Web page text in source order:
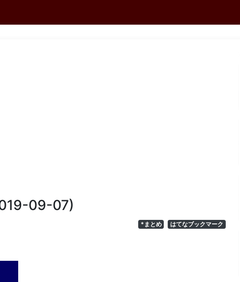
09-07)
*まとめ はてなブックマーク